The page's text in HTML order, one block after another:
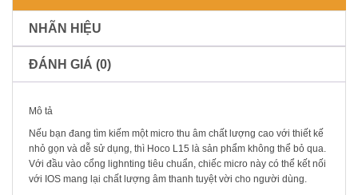
NHÃN HIỆU
ĐÁNH GIÁ (0)
Mô tả
Nếu bạn đang tìm kiếm một micro thu âm chất lượng cao với thiết kế
nhỏ gọn và dễ sử dụng, thì Hoco L15 là sản phẩm không thể bỏ qua.
Với đầu vào cổng lighnting tiêu chuẩn, chiếc micro này có thể kết nối
với IOS mang lại chất lượng âm thanh tuyệt vời cho người dùng.